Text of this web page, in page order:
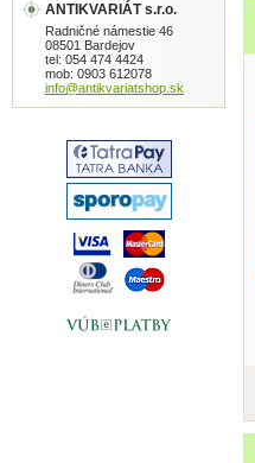
ANTIKVARIÁT s.r.o.
Radničné námestie 46
08501 Bardejov
tel: 054 474 4424
mob: 0903 612078
info@antikvariatshop.sk